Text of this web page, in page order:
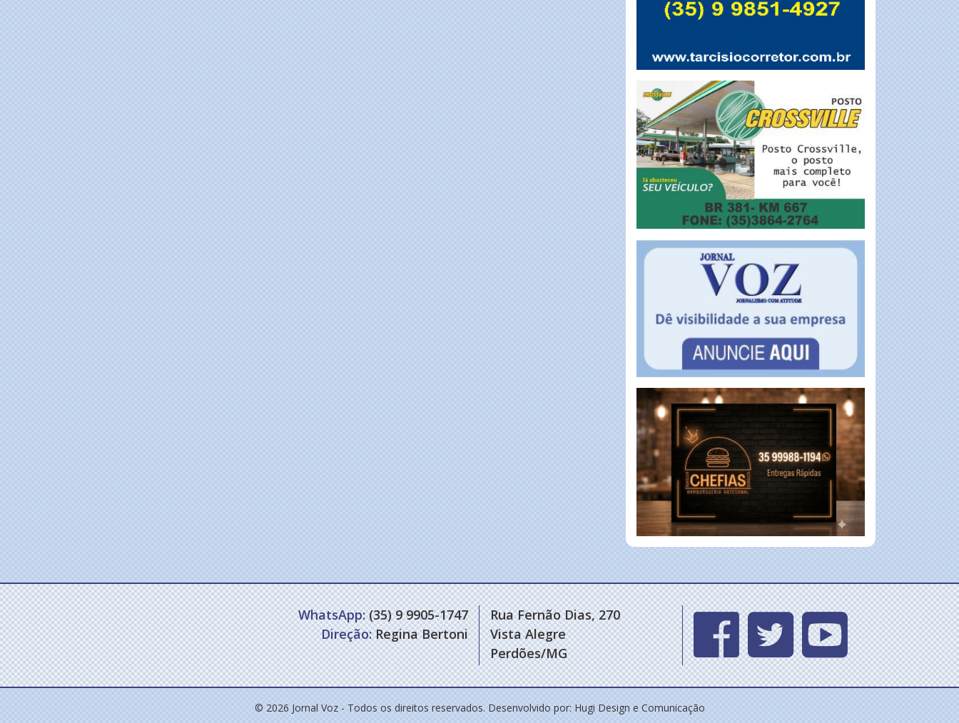
WhatsApp:(35) 9 9905-1747
Direção:Regina Bertoni
Rua Fernão Dias, 270
Vista Alegre
Perdões/MG
© 2026 Jornal Voz - Todos os direitos reservados. Desenvolvido por: Hugi Design e Comunicação